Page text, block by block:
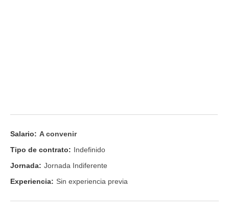
Salario: A convenir
Tipo de contrato: Indefinido
Jornada: Jornada Indiferente
Experiencia: Sin experiencia previa